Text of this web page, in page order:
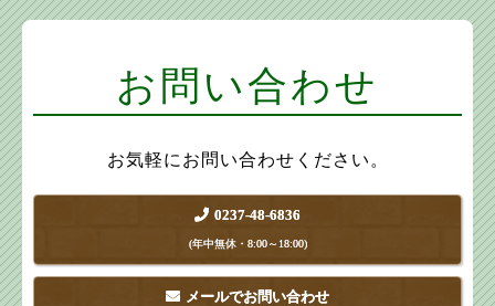
お問い合わせ
お気軽にお問い合わせください。
0237-48-6836
(年中無休・8:00～18:00)
メールでお問い合わせ